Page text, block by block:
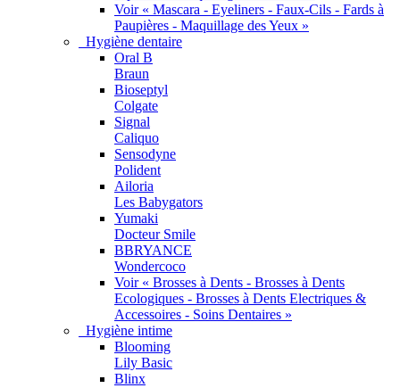
Voir « Mascara - Eyeliners - Faux-Cils - Fards à
Paupières - Maquillage des Yeux »
Hygiène dentaire
Oral B
Braun
Bioseptyl
Colgate
Signal
Caliquo
Sensodyne
Polident
Ailoria
Les Babygators
Yumaki
Docteur Smile
BBRYANCE
Wondercoco
Voir « Brosses à Dents - Brosses à Dents
Ecologiques - Brosses à Dents Electriques &
Accessoires - Soins Dentaires »
Hygiène intime
Blooming
Lily Basic
Blinx